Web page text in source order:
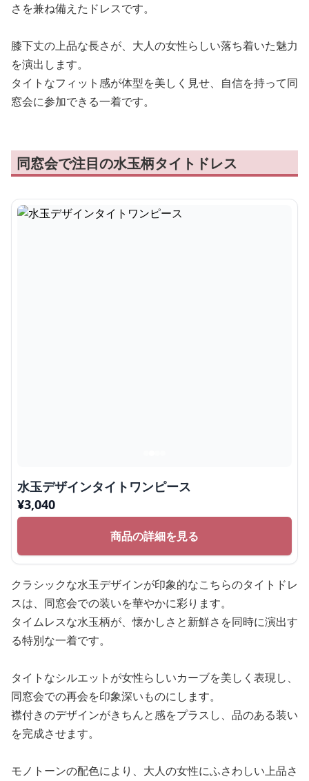
さを兼ね備えたドレスです。
膝下丈の上品な長さが、大人の女性らしい落ち着いた魅力
を演出します。
タイトなフィット感が体型を美しく見せ、自信を持って同
窓会に参加できる一着です。
同窓会で注目の水玉柄タイトドレス
水玉デザインタイトワンピース
¥3,040
商品の詳細を見る
クラシックな水玉デザインが印象的なこちらのタイトドレ
スは、同窓会での装いを華やかに彩ります。
タイムレスな水玉柄が、懐かしさと新鮮さを同時に演出す
る特別な一着です。
タイトなシルエットが女性らしいカーブを美しく表現し、
同窓会での再会を印象深いものにします。
襟付きのデザインがきちんと感をプラスし、品のある装い
を完成させます。
モノトーンの配色により、大人の女性にふさわしい上品さ